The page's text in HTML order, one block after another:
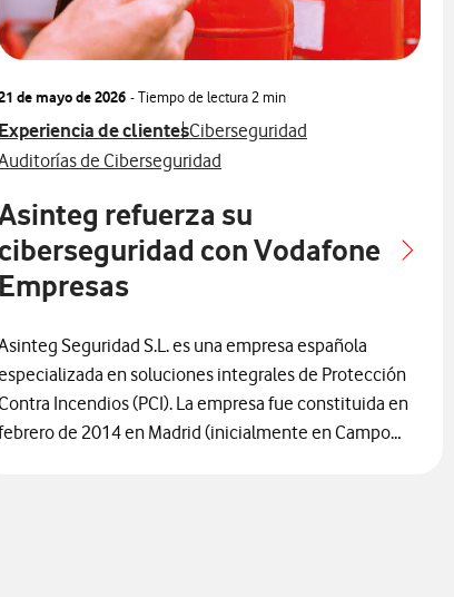
de mayo de 2026 - Tiempo de lectura2 min
Ver más articulos relacionados con
Experiencia de clientesVer más artículos con
Ciberseguridad
más artículos con
de Ciberseguridad
refuerza su
ciberseguridad con Vodafone
Empresas
Seguridad S.L. es una empresa española
en soluciones integrales de Protección
Incendios (PCI). La empresa fue constituida en
de 2014 en Madrid (inicialmente en Campo